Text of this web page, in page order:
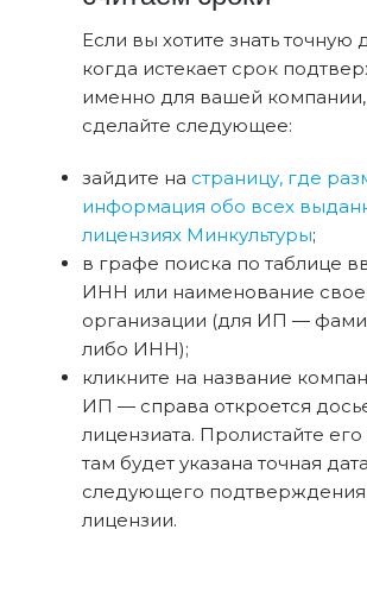
Если вы хотите знать точную
когда истекает срок
именно для вашей компании,
сделайте следующее:
зайдите на страницу, где
информация обо всех
лицензиях Минкультуры;
в графе поиска по таблице
ИНН или наименование
организации (для ИП —
либо ИНН);
кликните на название
ИП — справа откроется
лицензиата. Пролистайте
там будет указана точная дата
следующего подтверждения
лицензии.